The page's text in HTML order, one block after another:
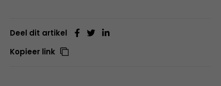
Deel dit artikel
Kopieer link